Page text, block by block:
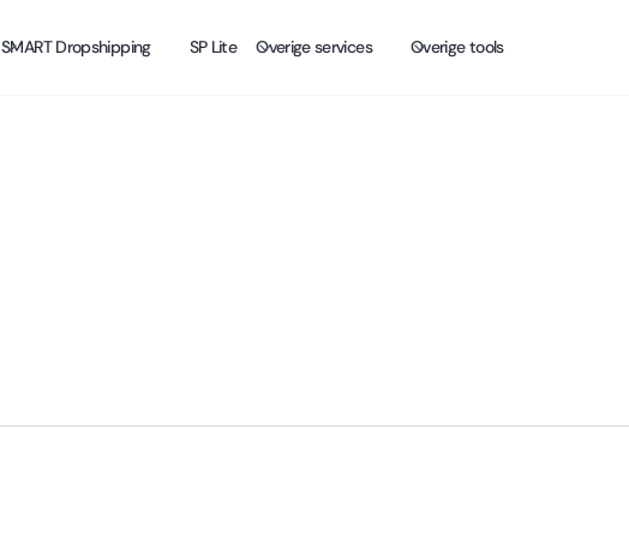
SMART Dropshipping SP Lite Overige services Overige tools